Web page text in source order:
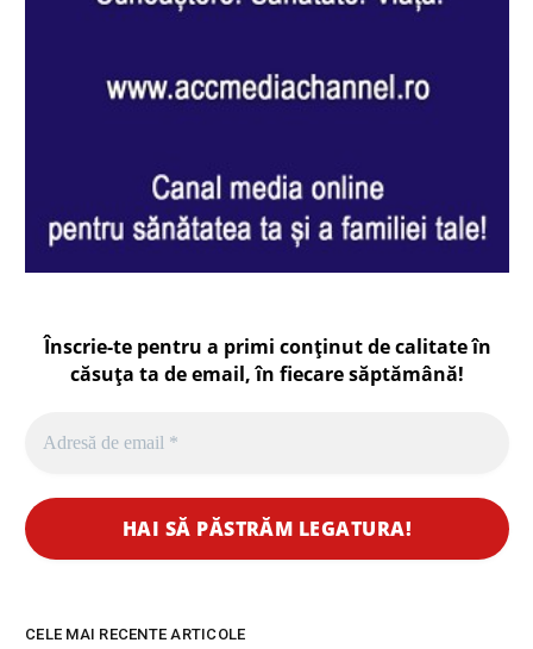
Înscrie-te pentru a primi conținut de calitate în
căsuța ta de email, în fiecaresăptămână!
CELE MAI RECENTE ARTICOLE